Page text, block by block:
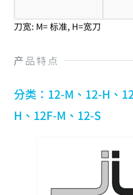
刀宽: M= 标准, H=宽刀
产品特点
分类：12-M、12-H、
H、12F-M、12-S